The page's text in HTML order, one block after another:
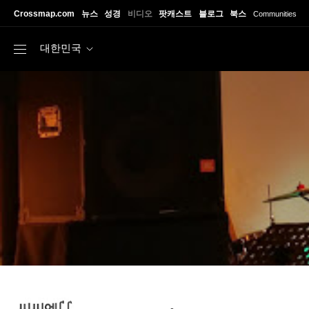
Crossmap.com 뉴스 성경 비디오 팟캐스트 블로그 북스 Communities
대한민국